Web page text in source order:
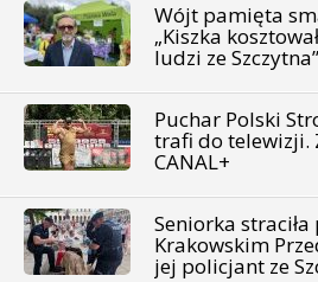
Wójt pamięta
„Kiszka
ludzi ze Szczytna”
Puchar Polski
trafi do telewizji.
CANAL+
Seniorka
Krakowskim
jej policjant ze